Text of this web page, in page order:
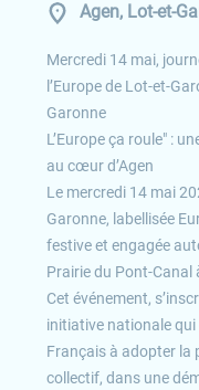
Agen, Lot-et-
Mercredi 14 mai,
l’Europe de Lot-et-
Garonne
L’Europe ça roule" :
au cœur d’Agen
Le mercredi 14 mai
Garonne, labellisée
festive et engagée
Prairie du Pont-Canal
Cet événement,
initiative nationale
Français à adopter la
collectif, dans une